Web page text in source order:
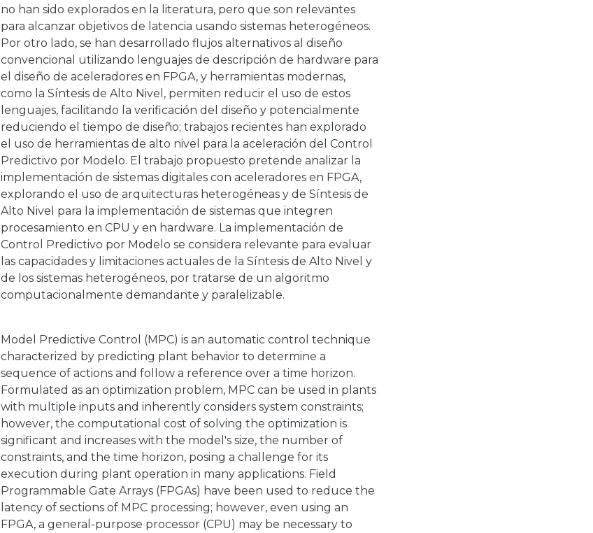
no han sido explorados en la literatura, pero que son relevantes
para alcanzar objetivos de latencia usando sistemas heterogéneos.
Por otro lado, se han desarrollado flujos alternativos al diseño
convencional utilizando lenguajes de descripción de hardware para
el diseño de aceleradores en FPGA, y herramientas modernas,
como la Síntesis de Alto Nivel, permiten reducir el uso de estos
lenguajes, facilitando la verificación del diseño y potencialmente
reduciendo el tiempo de diseño; trabajos recientes han explorado
el uso de herramientas de alto nivel para la aceleración del Control
Predictivo por Modelo. El trabajo propuesto pretende analizar la
implementación de sistemas digitales con aceleradores en FPGA,
explorando el uso de arquitecturas heterogéneas y de Síntesis de
Alto Nivel para la implementación de sistemas que integren
procesamiento en CPU y en hardware. La implementación de
Control Predictivo por Modelo se considera relevante para evaluar
las capacidades y limitaciones actuales de la Síntesis de Alto Nivel y
de los sistemas heterogéneos, por tratarse de un algoritmo
computacionalmente demandante y paralelizable.
Model Predictive Control (MPC) is an automatic control technique
characterized by predicting plant behavior to determine a
sequence of actions and follow a reference over a time horizon.
Formulated as an optimization problem, MPC can be used in plants
with multiple inputs and inherently considers system constraints;
however, the computational cost of solving the optimization is
significant and increases with the model's size, the number of
constraints, and the time horizon, posing a challenge for its
execution during plant operation in many applications. Field
Programmable Gate Arrays (FPGAs) have been used to reduce the
latency of sections of MPC processing; however, even using an
FPGA, a general-purpose processor (CPU) may be necessary to